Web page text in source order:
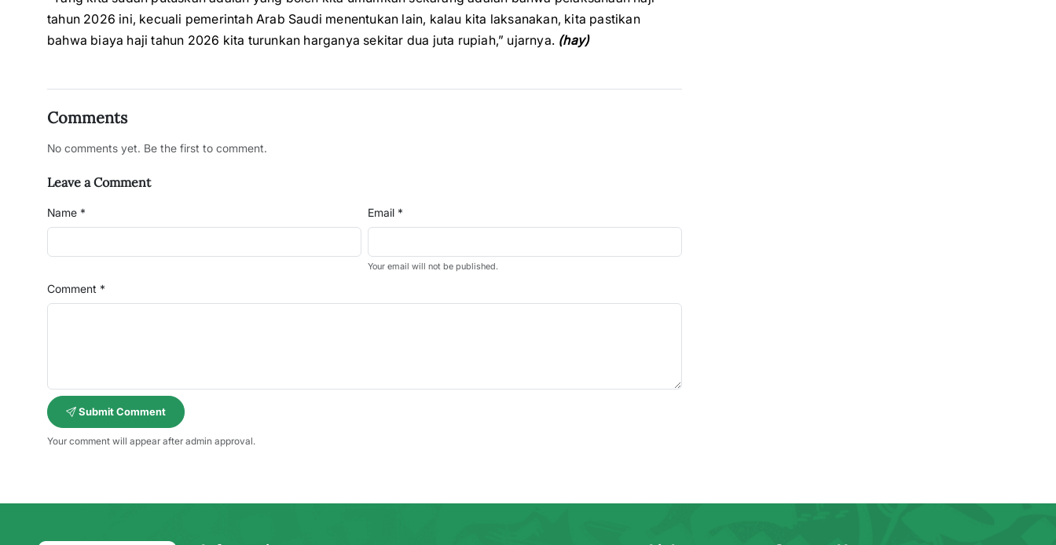
tahun 2026 ini, kecuali pemerintah Arab Saudi menentukan lain, kalau kita laksanakan, kita pastikan
bahwa biaya haji tahun 2026 kita turunkan harganya sekitar dua juta rupiah,” ujarnya. (hay)
Comments
No comments yet. Be the first to comment.
Leave a Comment
Name * Email *
Your email will not be published.
Comment *
Submit Comment
Your comment will appear after admin approval.